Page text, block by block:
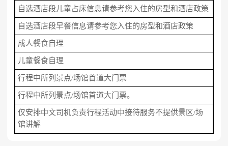
自选酒店段儿童占床信息请参考您入住的房型和酒店政策
自选酒店段早餐信息请参考您入住的房型和酒店政策
成人餐食自理
儿童餐食自理
行程中所列景点/场馆首道大门票
行程中所列景点/场馆首道大门票。
仅安排中文司机负责行程活动中接待服务不提供景区/场
馆讲解